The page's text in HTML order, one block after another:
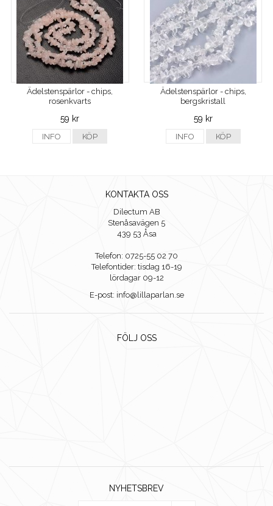
Ädelstenspärlor - chips,
rosenkvarts
59 kr
INFO KÖP
Ädelstenspärlor - chips,
bergskristall
59 kr
INFO KÖP
KONTAKTA OSS
Dilectum AB
Stenåsavägen 5
439 53 Åsa
Telefon: 0725-55 02 70
Telefontider: tisdag 16-19
lördagar 09-12
E-post: info@lillaparlan.se
FÖLJ OSS
NYHETSBREV